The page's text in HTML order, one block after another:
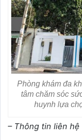
Phòng khám đa
tâm chăm sóc
huynh lựa
– Thông tin liên